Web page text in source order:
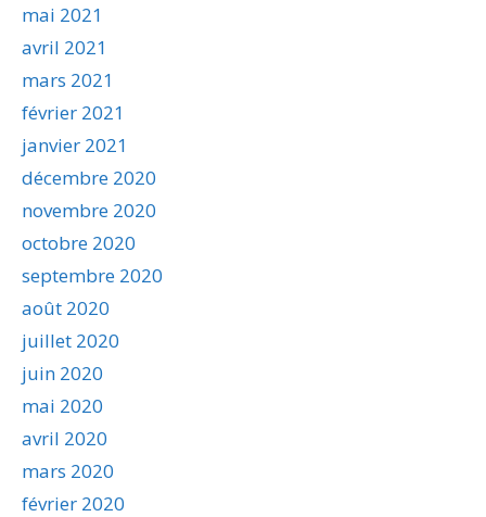
mai 2021
avril 2021
mars 2021
février 2021
janvier 2021
décembre 2020
novembre 2020
octobre 2020
septembre 2020
août 2020
juillet 2020
juin 2020
mai 2020
avril 2020
mars 2020
février 2020